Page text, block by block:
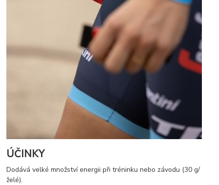
ÚČINKY
Dodává velké množství energii při tréninku nebo závodu (30 g/
želé).